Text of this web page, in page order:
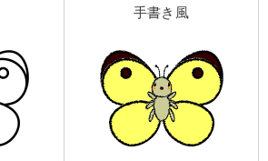
手書き風